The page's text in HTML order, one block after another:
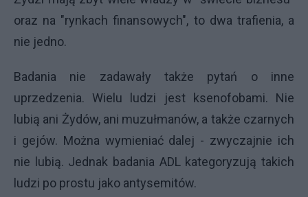
oraz na "rynkach finansowych", to dwa trafienia, a
nie jedno.
Badania nie zadawały także pytań o inne
uprzedzenia. Wielu ludzi jest ksenofobami. Nie
lubią ani Żydów, ani muzułmanów, a także czarnych
i gejów. Można wymieniać dalej - zwyczajnie ich
nie lubią. Jednak badania ADL kategoryzują takich
ludzi po prostu jako antysemitów.